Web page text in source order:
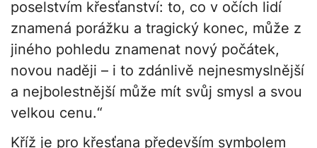
poselstvím křesťanství: to, co v očích lidí
znamená porážku a tragický konec, může z
jiného pohledu znamenat nový počátek,
novou naději – i to zdánlivě nejnesmyslnější
a nejbolestnější může mít svůj smysl a svou
velkou cenu.“
Kříž je pro křesťana především symbolem